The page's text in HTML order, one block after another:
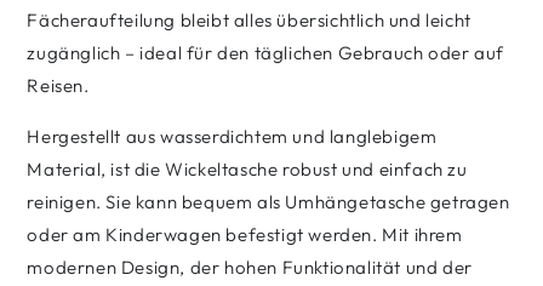
Fächeraufteilung bleibt alles übersichtlich und leicht
zugänglich – ideal für den täglichen Gebrauch oder auf
Reisen.
Hergestellt aus wasserdichtem und langlebigem
Material, ist die Wickeltasche robust und einfach zu
reinigen. Sie kann bequem als Umhängetasche getragen
oder am Kinderwagen befestigt werden. Mit ihrem
modernen Design, der hohen Funktionalität und der